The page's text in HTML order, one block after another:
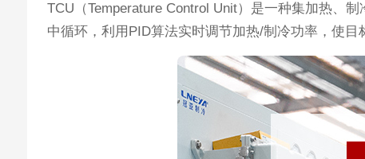
TCU（Temperature Control Unit）是一种集加热、
中循环，利用PID算法实时调节加热/制冷功率，使